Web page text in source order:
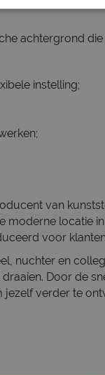
achtergrond
instelling;
van
moderne locatie
voor
nuchter en
Door de
verder te